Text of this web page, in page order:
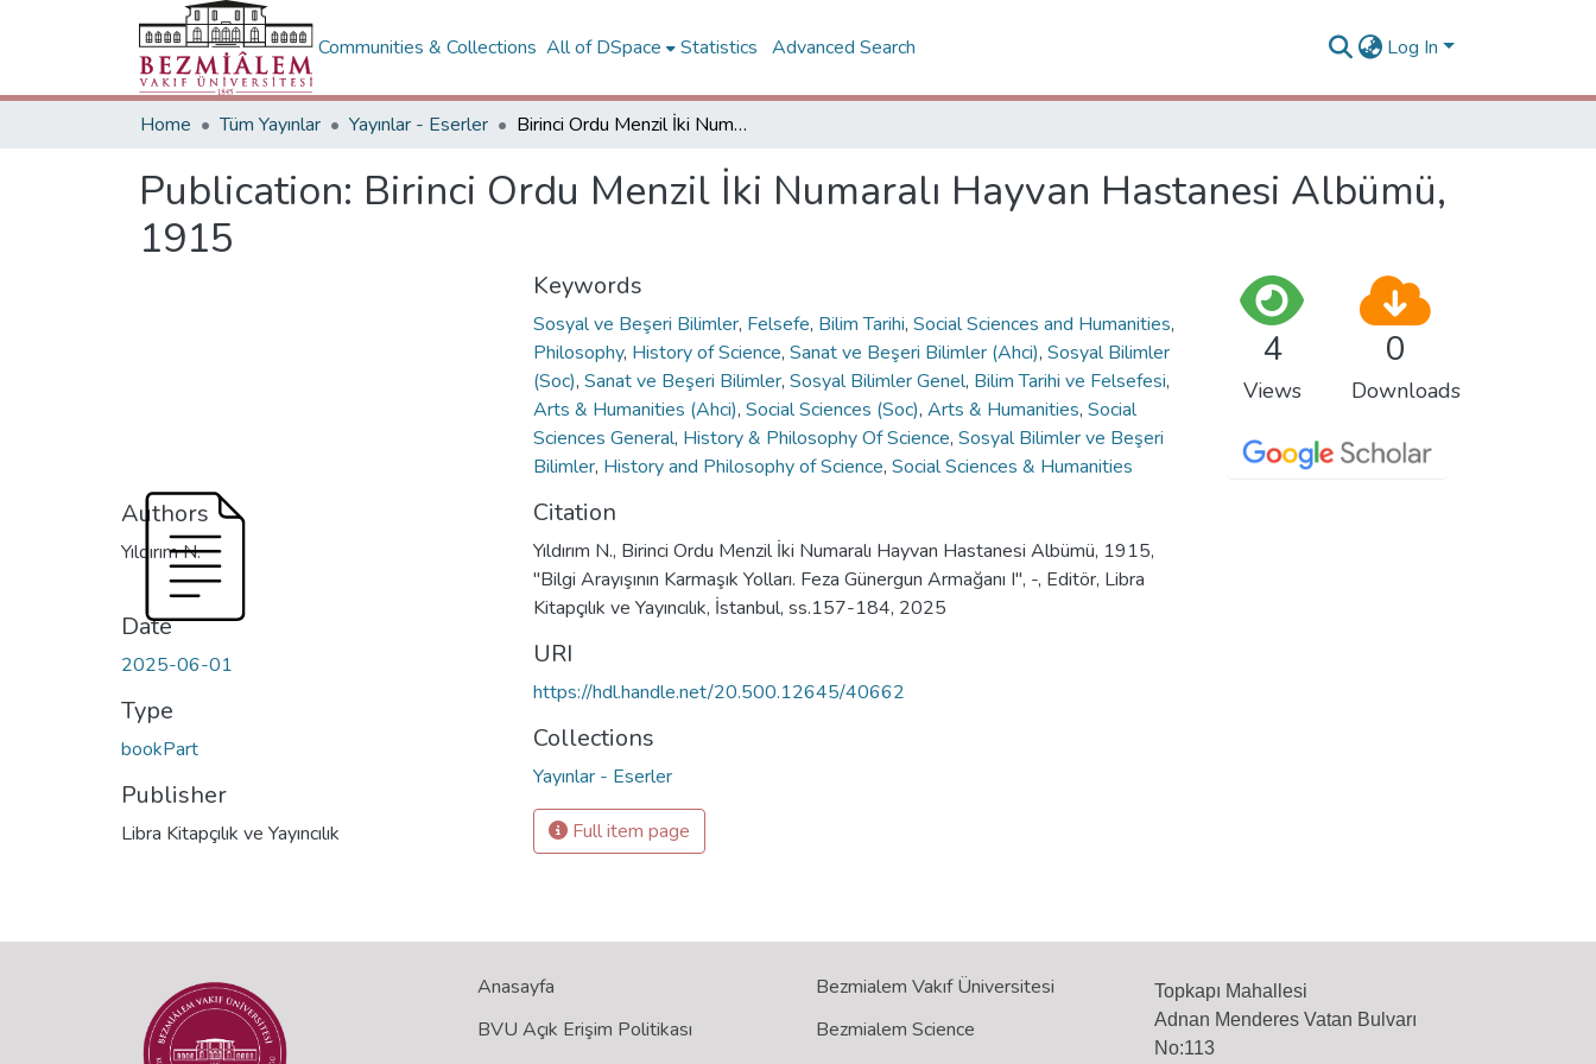
Communities & Collections All of DSpace Statistics Advanced Search Log In
Home Tüm Yayınlar Yayınlar - Eserler Birinci Ordu Menzil İki Numaralı Hayvan Hastanesi Albümü, 1915
Publication: Birinci Ordu Menzil İki Numaralı Hayvan Hastanesi Albümü,
1915
Authors
Yıldırım N.
Date
2025-06-01
Type
bookPart
Publisher
Libra Kitapçılık ve Yayıncılık
Keywords
Sosyal ve Beşeri Bilimler, Felsefe, Bilim Tarihi,Social Sciences and Humanities,
Philosophy, History of Science,Sanat ve Beşeri Bilimler (Ahci),Sosyal Bilimler
(Soc),Sanat ve Beşeri Bilimler,Sosyal Bilimler Genel, Bilim Tarihi ve Felsefesi,
Arts & Humanities (Ahci),Social Sciences (Soc),Arts & Humanities,Social
Sciences General, History & Philosophy Of Science,Sosyal Bilimler ve Beşeri
Bilimler, History and Philosophy of Science,Social Sciences & Humanities
Citation
Yıldırım N., Birinci Ordu Menzil İki Numaralı Hayvan Hastanesi Albümü, 1915,
"Bilgi Arayışının Karmaşık Yolları. Feza Günergun Armağanı I", -, Editör, Libra
Kitapçılık ve Yayıncılık, İstanbul, ss.157-184, 2025
URI
https://hdl.handle.net/20.500.12645/40662
Collections
Yayınlar - Eserler
Full item page
4
Views
0
Downloads
Anasayfa
BVU Açık Erişim Politikası
Bezmialem Vakıf Üniversitesi
Bezmialem Science
Topkapı Mahallesi
Adnan Menderes Vatan Bulvarı
No:113